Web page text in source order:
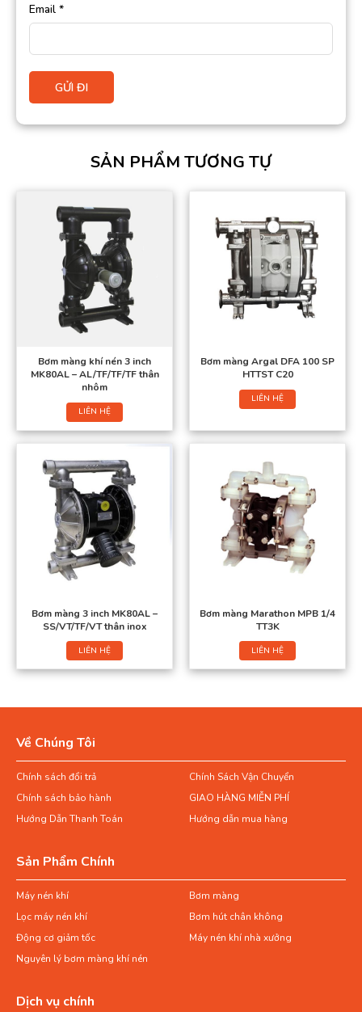
Email *
SẢN PHẨM TƯƠNG TỰ
Bơm màng khí nén 3 inch
MK80AL – AL/TF/TF/TF thân
nhôm
LIÊN HỆ
Bơm màng Argal DFA 100 SP
HTTST C20
LIÊN HỆ
Bơm màng 3 inch MK80AL –
SS/VT/TF/VT thân inox
LIÊN HỆ
Bơm màng Marathon MPB 1/4
TT3K
LIÊN HỆ
Về Chúng Tôi
Chính sách đổi trả
Chính Sách Vận Chuyển
Chính sách bảo hành
GIAO HÀNG MIỄN PHÍ
Hướng Dẫn Thanh Toán
Hướng dẫn mua hàng
Sản Phẩm Chính
Máy nén khí
Bơm màng
Lọc máy nén khí
Bơm hút chân không
Động cơ giảm tốc
Máy nén khí nhà xưởng
Nguyên lý bơm màng khí nén
Dịch vụ chính